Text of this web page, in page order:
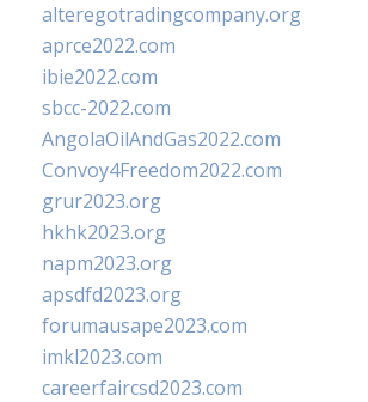
alteregotradingcompany.org
aprce2022.com
ibie2022.com
sbcc-2022.com
AngolaOilAndGas2022.com
Convoy4Freedom2022.com
grur2023.org
hkhk2023.org
napm2023.org
apsdfd2023.org
forumausape2023.com
imkl2023.com
careerfaircsd2023.com